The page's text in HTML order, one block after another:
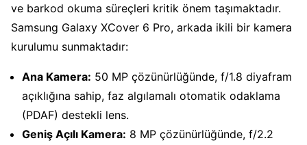
ve barkod okuma süreçleri kritik önem taşımaktadır.
Samsung Galaxy XCover 6 Pro, arkada ikili bir kamera
kurulumu sunmaktadır:
Ana Kamera: 50 MP çözünürlüğünde, f/1.8 diyafram
açıklığına sahip, faz algılamalı otomatik odaklama
(PDAF) destekli lens.
Geniş Açılı Kamera: 8 MP çözünürlüğünde, f/2.2